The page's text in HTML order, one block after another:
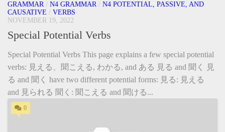
GRAMMAR/ N4 GRAMMAR/ N4 POTENTIAL, PASSIVE, AND
CAUSATIVE / VERBS
NOVEMBER 19, 2022
Special Potential Verbs
Special Potential Verbs This page explains a few special potential
verbs: 見える、聞こえる, わかる, and ある 見る and 聞く 見
る and 聞く have two different potential forms: 見る: 見える
and 見られる 聞く: 聞こえる and 聞ける...
0